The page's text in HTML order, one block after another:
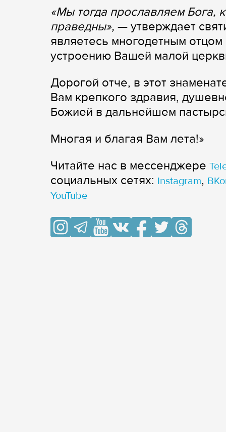
«Мы тогда прославляем Бога,
праведны», — утверждает
являетесь многодетным
устроению Вашей малой
Дорогой отче, в этот
Вам крепкого здравия,
Божией в дальнейшем
Многая и благая Вам лета!»
Читайте нас в мессенджере
cоциальных сетях: Instagram,
YouTube